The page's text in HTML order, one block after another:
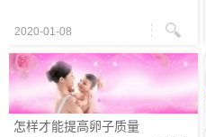
素、卵泡生成激素等作用下生长并发
育，最终仅一卵泡会成熟。该卵泡被
2020-01-08
怎样才能提高卵子质量